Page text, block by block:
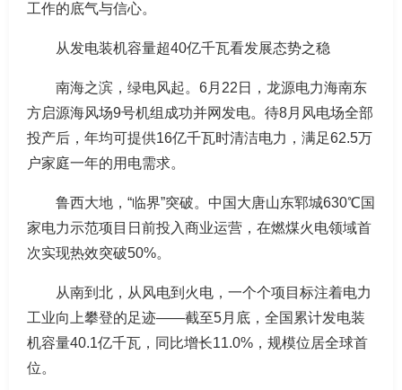
工作的底气与信心。
从发电装机容量超40亿千瓦看发展态势之稳
南海之滨，绿电风起。6月22日，龙源电力海南东
方启源海风场9号机组成功并网发电。待8月风电场全部
投产后，年均可提供16亿千瓦时清洁电力，满足62.5万
户家庭一年的用电需求。
鲁西大地，“临界”突破。中国大唐山东郓城630℃国
家电力示范项目日前投入商业运营，在燃煤火电领域首
次实现热效突破50%。
从南到北，从风电到火电，一个个项目标注着电力
工业向上攀登的足迹——截至5月底，全国累计发电装
机容量40.1亿千瓦，同比增长11.0%，规模位居全球首
位。